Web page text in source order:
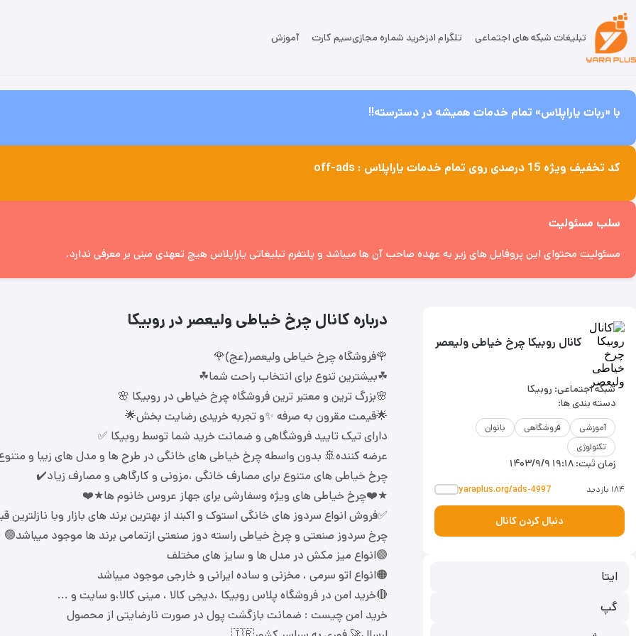
تبلیغات شبکه های اجتماعی تلگرام ادزخرید شماره مجازیسیم کارت آموزش
با «ربات یاراپلاس» تمام خدمات همیشه در دسترسته!!
کد تخفیف ویژه 15 درصدی روی تمام خدمات یاراپلاس : off-ads
سلب مسئولیت
مسئولیت محتوای این پروفایل های زیر به عهده صاحب آن ها میباشد و پلتفرم تبلیغاتی یاراپلاس هیچ تعهدی مبنی بر معرفی ندارد.
کانال روبیکا چرخ خیاطی ولیعصر
شبکه اجتماعی: روبیکا
دسته بندی ها:
آموزشی فروشگاهی
بانوان
تکنولوژی
زمان ثبت: ۱۴۰۳/۹/۹ ۱۹:۱۸
۱۸۴ بازدید yaraplus.org/ads-4997
دنبال کردن کانال
ایتا
گپ
درباره کانال چرخ خیاطی ولیعصر در روبیکا
🌹فروشگاه چرخ خیاطی ولیعصر(عج)🌹
☘بیشترین تنوع برای انتخاب راحت شما☘
🌸بزرگ ترین و معتبر ترین فروشگاه چرخ خیاطی در روبیکا 🌸
🌟قیمت مقرون به صرفه ✨و تجربه خریدی رضایت بخش🌟
دارای تیک تایید فروشگاهی و ضمانت خرید شما توسط روبیکا ✅
عرضه کننده🚢 بدون واسطه چرخ خیاطی های خانگی در طرح ها و مدل های زیبا و
چرخ خیاطی های متنوع برای مصارف خانگی ،مزونی و کارگاهی و مصارف زیاد✔️
★❤️چرخ خیاطی های ویژه وسفارشی برای جهاز عروس خانوم ها★❤️
✅فروش انواع سردوز های خانگی استوک و اکبند از بهترین برند های بازار وبا
چرخ سردوز صنعتی و چرخ خیاطی راسته دوز صنعتی ازتمامی برند ها موجود میباشد🟢
🟣انواع میز مکش در مدل ها و سایز های مختلف
🟠انواع اتو سرمی ، مخزنی و ساده ایرانی و خارجی موجود میباشد
🔴خرید امن در فروشگاه پلاس روبیکا ،دیجی کالا ، مینی کالا،و سایت و ...
خرید امن چیست : ضمانت بازگشت پول در صورت نارضایتی از محصول